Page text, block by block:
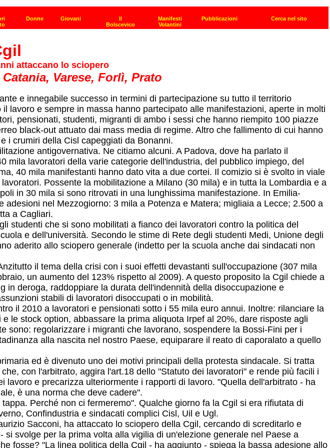
attaccano lo sciopero
Varese, Forlì, Prato
e innegabile successo in termini di partecipazione su tutto il territorio
lavoro e sempre in massa hanno partecipato alle manifestazioni, aperte in molti
pensionati, studenti, migranti di ambo i sessi che hanno riempito 100 piazze
black-out attuato dai mass media di regime. Altro che fallimento di cui hanno
i crumiri della Cisl capeggiati da Bonanni.
antigovernativa. Ne citiamo alcuni. A Padova, dove ha parlato il
lavoratori della varie categorie dell'industria, del pubblico impiego, del
40 mila manifestanti hanno dato vita a due cortei. Il comizio si è svolto in viale
Possente la mobilitazione a Milano (30 mila) e in tutta la Lombardia e a
in 30 mila si sono ritrovati in una lunghissima manifestazione. In Emilia-
nel Mezzogiorno: 3 mila a Potenza e Matera; migliaia a Lecce; 2.500 a
a Cagliari.
studenti che si sono mobilitati a fianco dei lavoratori contro la politica del
e dell'università. Secondo le stime di Rete degli studenti Medi, Unione degli
aderito allo sciopero generale (indetto per la scuola anche dai sindacati non
il tema della crisi con i suoi effetti devastanti sull'occupazione (307 mila
un aumento del 123% rispetto al 2009). A questo proposito la Cgil chiede a
deroga, raddoppiare la durata dell'indennità della disoccupazione e
stabili di lavoratori disoccupati o in mobilità.
il 2010 a lavoratori e pensionati sotto i 55 mila euro annui. Inoltre: rilanciare la
le stock option, abbassare la prima aliquota Irpef al 20%, dare risposte agli
sono: regolarizzare i migranti che lavorano, sospendere la Bossi-Fini per i
alla nascita nel nostro Paese, equiparare il reato di caporalato a quello
ed è divenuto uno dei motivi principali della protesta sindacale. Si tratta
con l'arbitrato, aggira l'art.18 dello "Statuto dei lavoratori" e rende più facili i
e precarizza ulteriormente i rapporti di lavoro. "Quella dell'arbitrato - ha
è una norma che deve cadere".
Perché non ci fermeremo". Qualche giorno fa la Cgil si era rifiutata di
Confindustria e sindacati complici Cisl, Uil e Ugl.
Sacconi, ha attaccato lo sciopero della Cgil, cercando di screditarlo e
svolge per la prima volta alla vigilia di un'elezione generale nel Paese a
fosse? "La linea politica della Cgil - ha aggiunto - spiega la bassa adesione allo